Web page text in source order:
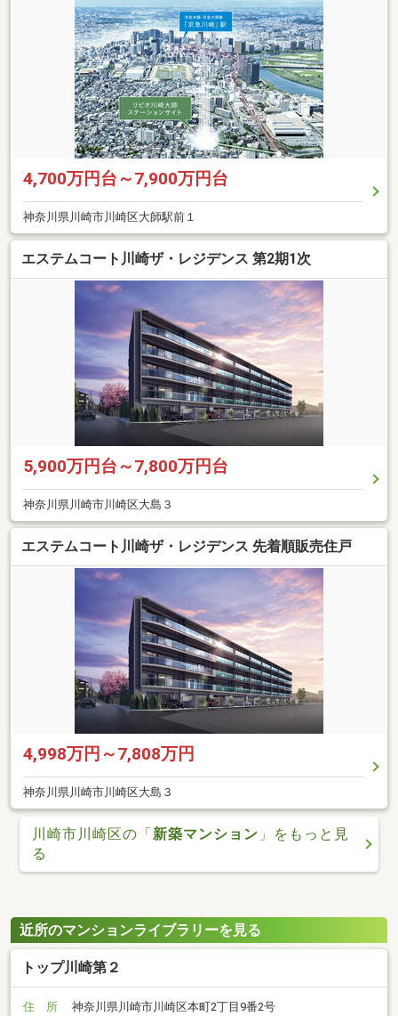
4,700万円台～7,900万円台
神奈川県川崎市川崎区大師駅前１
エステムコート川崎ザ・レジデンス 第2期1次
5,900万円台～7,800万円台
神奈川県川崎市川崎区大島３
エステムコート川崎ザ・レジデンス 先着順販売住戸
4,998万円～7,808万円
神奈川県川崎市川崎区大島３
川崎市川崎区の「新築マンション 」をもっと見
る
近所のマンションライブラリーを見る
トップ川崎第２
住 所
神奈川県川崎市川崎区本町2丁目9番2号